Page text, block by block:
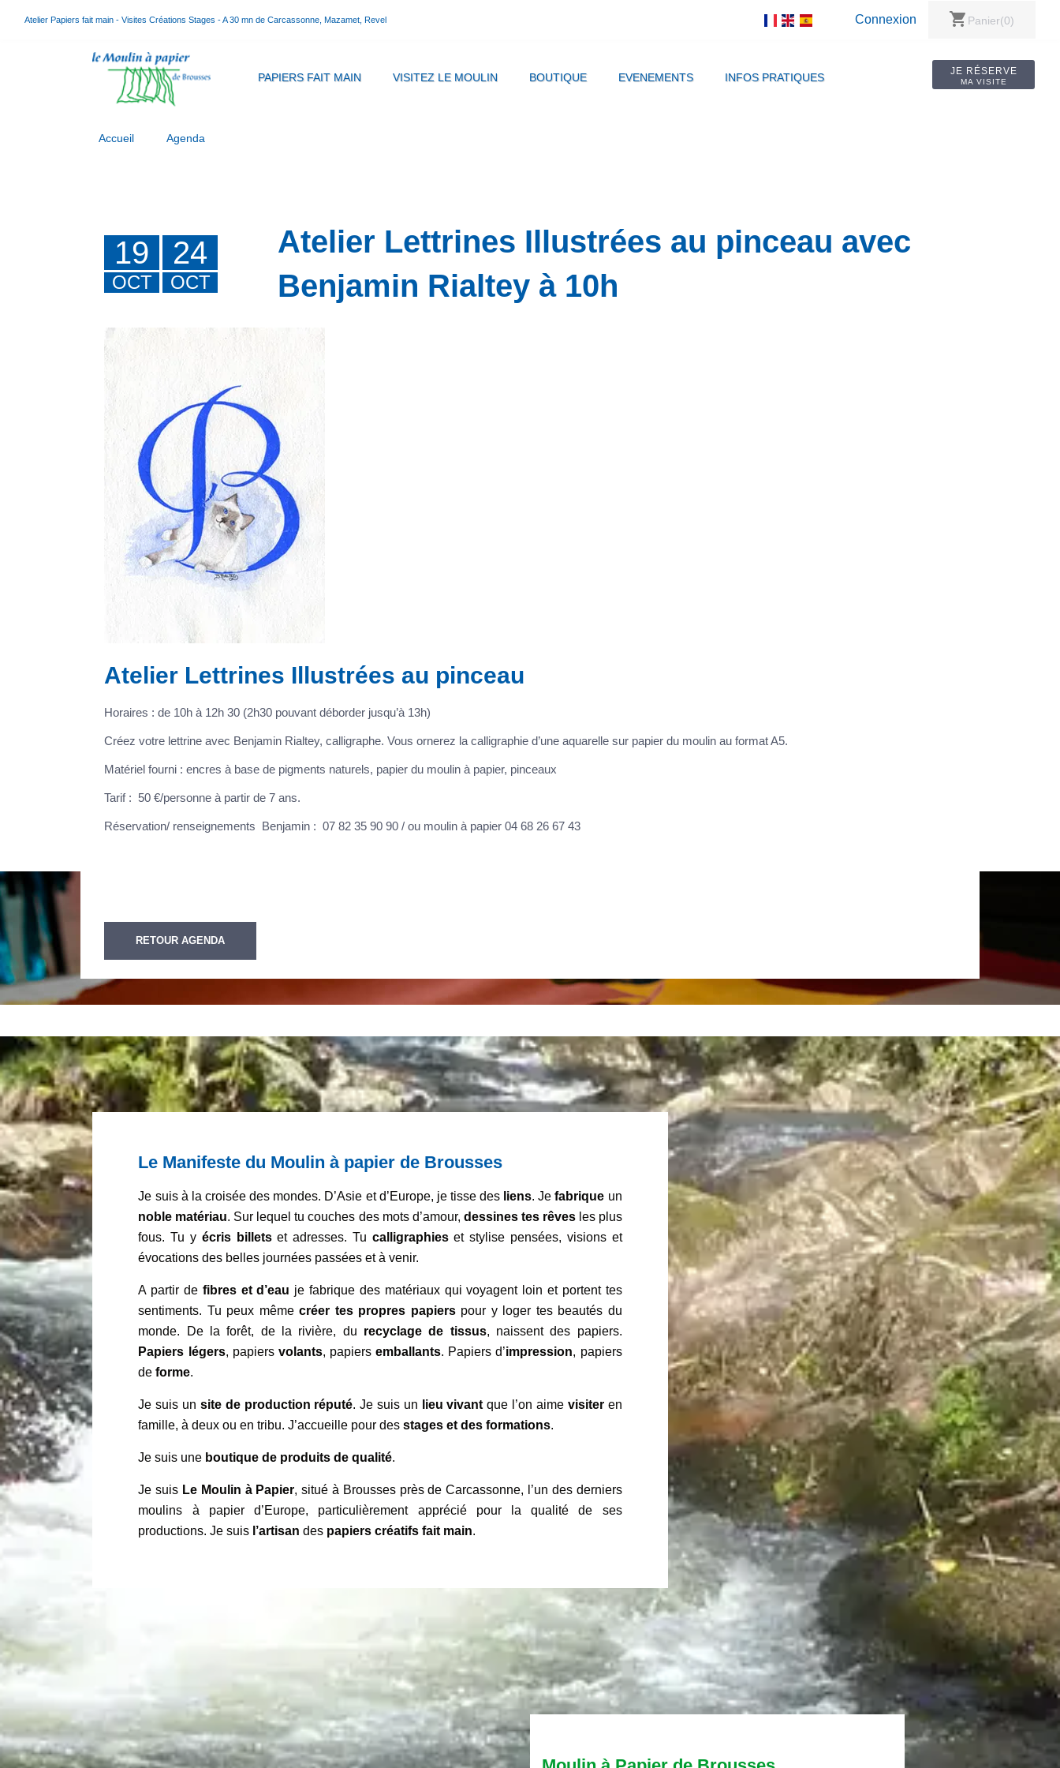
Atelier Papiers fait main - Visites Créations Stages - A 30 mn de Carcassonne, Mazamet, Revel Connexion shopping_cart Panier(0)
JE RÉSERVE
MA VISITE
PAPIERS FAIT MAIN VISITEZ LE MOULIN BOUTIQUE EVENEMENTS INFOS PRATIQUES
Accueil Agenda
19
OCT
24
OCT
Atelier Lettrines Illustrées au pinceau avec
Benjamin Rialtey à 10h
Atelier Lettrines Illustrées au pinceau
Horaires : de 10h à 12h 30 (2h30 pouvant déborder jusqu’à 13h)
Créez votre lettrine avec Benjamin Rialtey, calligraphe. Vous ornerez la calligraphie d’une aquarelle sur papier du moulin au format A5.
Matériel fourni : encres à base de pigments naturels, papier du moulin à papier, pinceaux
Tarif : 50 €/personne à partir de 7 ans.
Réservation/ renseignements Benjamin : 07 82 35 90 90 / ou moulin à papier 04 68 26 67 43
RETOUR AGENDA
Le Manifeste du Moulin à papier de Brousses
Je suis à la croisée des mondes. D’Asie et d’Europe, je tisse des liens. Jefabrique un
noble matériau. Sur lequel tu couches des mots d’amour, dessines tes rêvesles plus
fous. Tu y écris billetset adresses. Tu calligraphieset stylise pensées, visions et
évocations des belles journées passées et à venir.
A partir de fibres et d’eau je fabrique des matériaux qui voyagent loin et portent tes
sentiments. Tu peux mêmecréer tes propres papierspour y loger tes beautés du
monde. De la forêt, de la rivière, du recyclage de tissus, naissent des papiers.
Papiers légers, papiers volants, papiersemballants. Papiers d’impression, papiers
deforme.
Je suis un site de production réputé. Je suis un lieu vivant que l’on aime visiteren
famille, à deux ou en tribu. J’accueille pour desstages et des formations.
Je suis une boutique de produits de qualité.
Je suis Le Moulin à Papier, situé à Brousses près de Carcassonne, l’un des derniers
moulins à papier d’Europe, particulièrement apprécié pour la qualité de ses
productions. Je suis l’artisan des papiers créatifs fait main.